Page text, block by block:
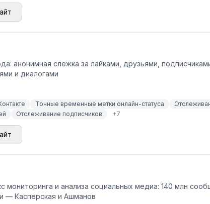
анонимная слежка за лайками, друзьями,
и диалогами
Точные временные метки онлайн-статуса
Отслеживание подписчиков +7
и анализа социальных медиа: 140 млн
— Касперская и Ашманов